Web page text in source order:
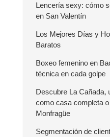
Lencería sexy: cómo
en San Valentín
Los Mejores Días y
Baratos
Boxeo femenino en
técnica en cada golpe
Descubre La Cañada,
como casa completa
Monfragüe
Segmentación de